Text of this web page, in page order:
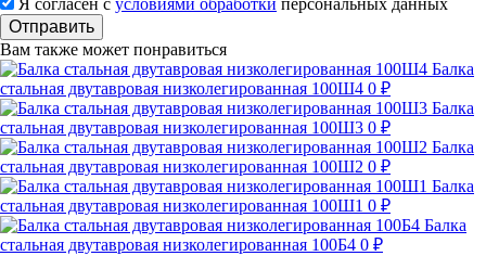
Я согласен с условиями обработки персональных данных
Отправить
Вам также может понравиться
Балка
стальная двутавровая низколегированная 100Ш4 0 ₽
Балка
стальная двутавровая низколегированная 100Ш3 0 ₽
Балка
стальная двутавровая низколегированная 100Ш2 0 ₽
Балка
стальная двутавровая низколегированная 100Ш1 0 ₽
Балка
стальная двутавровая низколегированная 100Б4 0 ₽